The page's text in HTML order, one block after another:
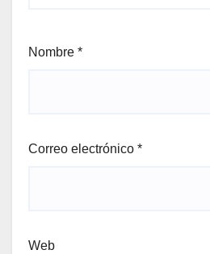
Nombre *
Correo electrónico *
Web